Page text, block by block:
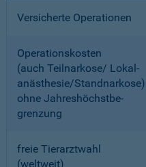
Versicherte Operationen
Operationskosten
(auch Teilnarkose/ Lokal­
anästhesie/Standnarkose)
ohne Jahreshöchstbe­
grenzung
freie Tierarztwahl
(weltweit)